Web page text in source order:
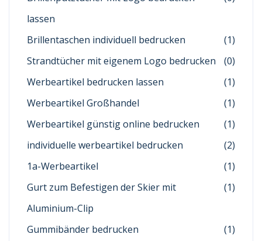
lassen
Brillentaschen individuell bedrucken
(1)
Strandtücher mit eigenem Logo bedrucken
(0)
Werbeartikel bedrucken lassen
(1)
Werbeartikel Großhandel
(1)
Werbeartikel günstig online bedrucken
(1)
individuelle werbeartikel bedrucken
(2)
1a-Werbeartikel
(1)
Gurt zum Befestigen der Skier mit
Aluminium-Clip
(1)
Gummibänder bedrucken
(1)